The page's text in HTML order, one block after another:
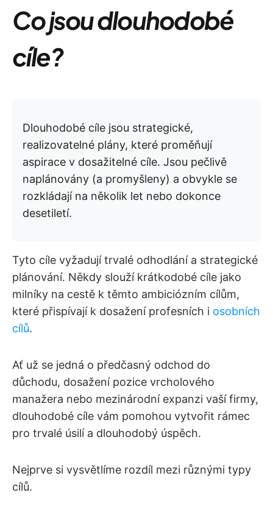
Co jsou dlouhodobé
cíle?
Dlouhodobé cíle jsou strategické,
realizovatelné plány, které proměňují
aspirace v dosažitelné cíle. Jsou pečlivě
naplánovány (a promyšleny) a obvykle se
rozkládají na několik let nebo dokonce
desetiletí.
Tyto cíle vyžadují trvalé odhodlání a strategické
plánování. Někdy slouží krátkodobé cíle jako
milníky na cestě k těmto ambiciózním cílům,
které přispívají k dosažení profesních i osobních
cílů.
Ať už se jedná o předčasný odchod do
důchodu, dosažení pozice vrcholového
manažera nebo mezinárodní expanzi vaší firmy,
dlouhodobé cíle vám pomohou vytvořit rámec
pro trvalé úsilí a dlouhodobý úspěch.
Nejprve si vysvětlíme rozdíl mezi různými typy
cílů.